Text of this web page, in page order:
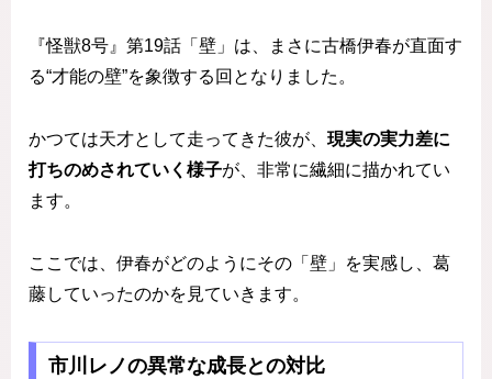
『怪獣8号』第19話「壁」は、まさに古橋伊春が直面す
る“才能の壁”を象徴する回となりました。
かつては天才として走ってきた彼が、 現実の実力差に
打ちのめされていく様子が、非常に繊細に描かれてい
ます。
ここでは、伊春がどのようにその「壁」を実感し、葛
藤していったのかを見ていきます。
市川レノの異常な成長との対比